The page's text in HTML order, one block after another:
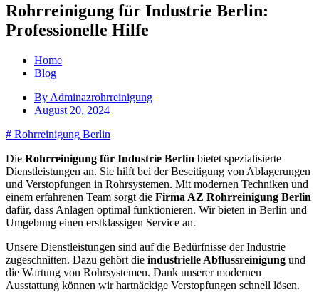
Rohrreinigung für Industrie Berlin:
Professionelle Hilfe
Home
Blog
By Adminazrohrreinigung
August 20, 2024
# Rohrreinigung Berlin
Die Rohrreinigung für Industrie Berlin bietet spezialisierte
Dienstleistungen an. Sie hilft bei der Beseitigung von Ablagerungen
und Verstopfungen in Rohrsystemen. Mit modernen Techniken und
einem erfahrenen Team sorgt die Firma AZ Rohrreinigung Berlin
dafür, dass Anlagen optimal funktionieren. Wir bieten in Berlin und
Umgebung einen erstklassigen Service an.
Unsere Dienstleistungen sind auf die Bedürfnisse der Industrie
zugeschnitten. Dazu gehört die industrielle Abflussreinigung und
die Wartung von Rohrsystemen. Dank unserer modernen
Ausstattung können wir hartnäckige Verstopfungen schnell lösen.